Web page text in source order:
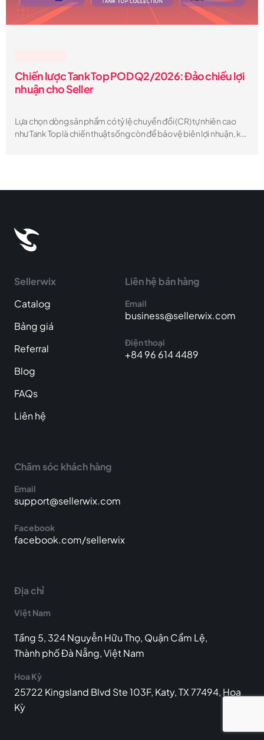
Chiến lược Tank Top POD Q2/2026: Đảo chiều lợi
nhuận cho Seller
Lựa chọn dòng sản phẩm có tỷ lệ chuyển đổi (CR) tự nhiên cao
như Tank Top là chiến thuật sống còn để bảo vệ biên lợi nhuận, khi
Sellerwix
Catalog
Bảng giá
Referral
Blog
FAQs
Liên hệ
Liên hệ bán hàng
Email
business@sellerwix.com
Điện thoại
+84 96 614 4489
Chăm sóc khách hàng
Email
support@sellerwix.com
Facebook
facebook.com/sellerwix
Địa chỉ
Việt Nam
Tầng 5, 324 Nguyễn Hữu Thọ, Quận Cẩm Lệ,
Thành phố Đà Nẵng, Việt Nam
Hoa Kỳ
25722 Kingsland Blvd Ste 103F, Katy, TX 77494, Hoa
Kỳ